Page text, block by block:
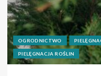
OGRODNICTWO
PIELĘGNACJA ROŚLIN